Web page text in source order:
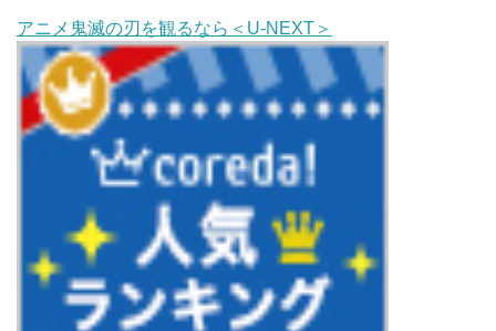
アニメ鬼滅の刃を観るなら＜U-NEXT＞